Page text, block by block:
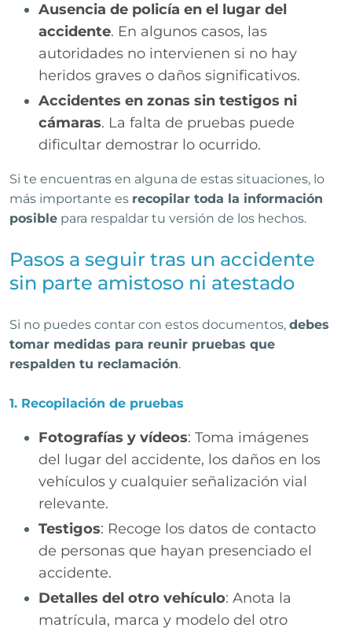
Ausencia de policía en el lugar del
accidente. En algunos casos, las
autoridades no intervienen si no hay
heridos graves o daños significativos.
Accidentes en zonas sin testigos ni
cámaras. La falta de pruebas puede
dificultar demostrar lo ocurrido.
Si te encuentras en alguna de estas situaciones, lo
más importante es recopilar toda la información
posible para respaldar tu versión de los hechos.
Pasos a seguir tras un accidente
sin parte amistoso ni atestado
Si no puedes contar con estos documentos, debes
tomar medidas para reunir pruebas que
respalden tu reclamación.
1. Recopilación de pruebas
Fotografías y vídeos: Toma imágenes
del lugar del accidente, los daños en los
vehículos y cualquier señalización vial
relevante.
Testigos: Recoge los datos de contacto
de personas que hayan presenciado el
accidente.
Detalles del otro vehículo: Anota la
matrícula, marca y modelo del otro